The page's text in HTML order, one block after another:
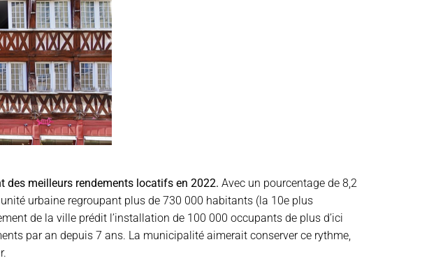
des meilleurs rendements locatifs en 2022. Avec un pourcentage de 8,2
urbaine regroupant plus de 730 000 habitants (la 10e plus
de la ville prédit l’installation de 100 000 occupants de plus d’ici
par an depuis 7 ans. La municipalité aimerait conserver ce rythme,